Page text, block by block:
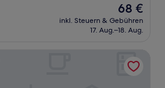
Der
Preis
beträgt
68 €
inkl. Steuern & Gebühren
17. Aug.–18. Aug.